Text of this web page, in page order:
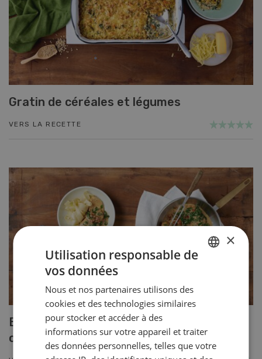
Gratin de céréales et légumes
VERS LA RECETTE
Blancs de poulet sauce épinards à la
crème
×
Utilisation responsable de
vos données
Nous et nos partenaires utilisons des
cookies et des technologies similaires
pour stocker et accéder à des
informations sur votre appareil et traiter
des données personnelles, telles que votre